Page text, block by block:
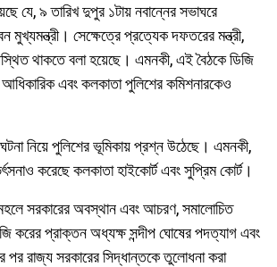
যে, ৯ তারিখ দুপুর ১টায় নবান্নের সভাঘরে
মুখ্যমন্ত্রী। সেক্ষেত্রে প্রত্যেক দফতরের মন্ত্রী,
থাকতে বলা হয়েছে। এমনকী, এই বৈঠকে ডিজি
আধিকারিক এবং কলকাতা পুলিশের কমিশনারকেও
নিয়ে পুলিশের ভূমিকায় প্রশ্ন উঠেছে। এমনকী,
করেছে কলকাতা হাইকোর্ট এবং সুপ্রিম কোর্ট।
সরকারের অবস্থান এবং আচরণ, সমালোচিত
করের প্রাক্তন অধ্যক্ষ সন্দীপ ঘোষের পদত্যাগ এবং
রাজ্য সরকারের সিদ্ধান্তকে তুলোধনা করা